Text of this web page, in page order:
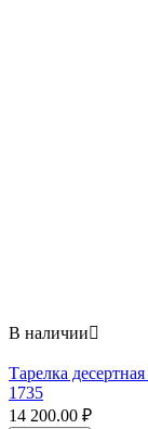
В наличии
Тарелка
1735
14 200.00 ₽